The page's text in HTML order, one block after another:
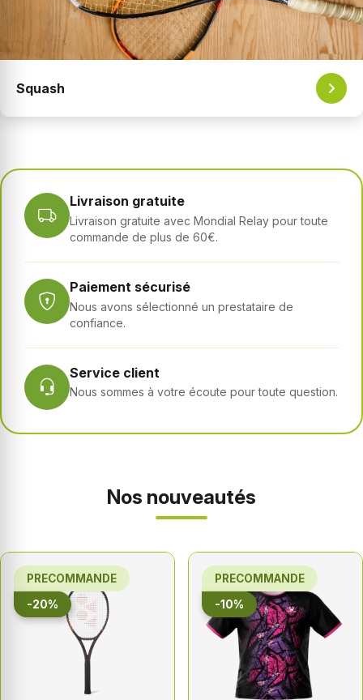
Squash
Livraison gratuite
Livraison gratuite avec Mondial Relay pour toute
commande de plus de 60€.
Paiement sécurisé
Nous avons sélectionné un prestataire de
confiance.
Service client
Nous sommes à votre écoute pour toute question.
Nos nouveautés
PRECOMMANDE
-20%
PRECOMMANDE
-10%